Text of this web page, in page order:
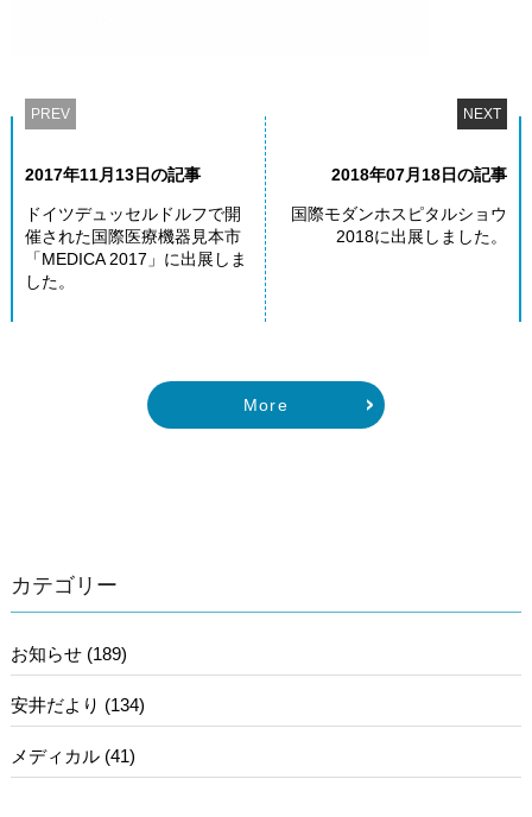
PREV
2017年11月13日の記事
ドイツデュッセルドルフで開
催された国際医療機器見本市
「MEDICA 2017」に出展しま
した。
NEXT
2018年07月18日の記事
国際モダンホスピタルショウ
2018に出展しました。
More
カテゴリー
お知らせ (189)
安井だより (134)
メディカル (41)